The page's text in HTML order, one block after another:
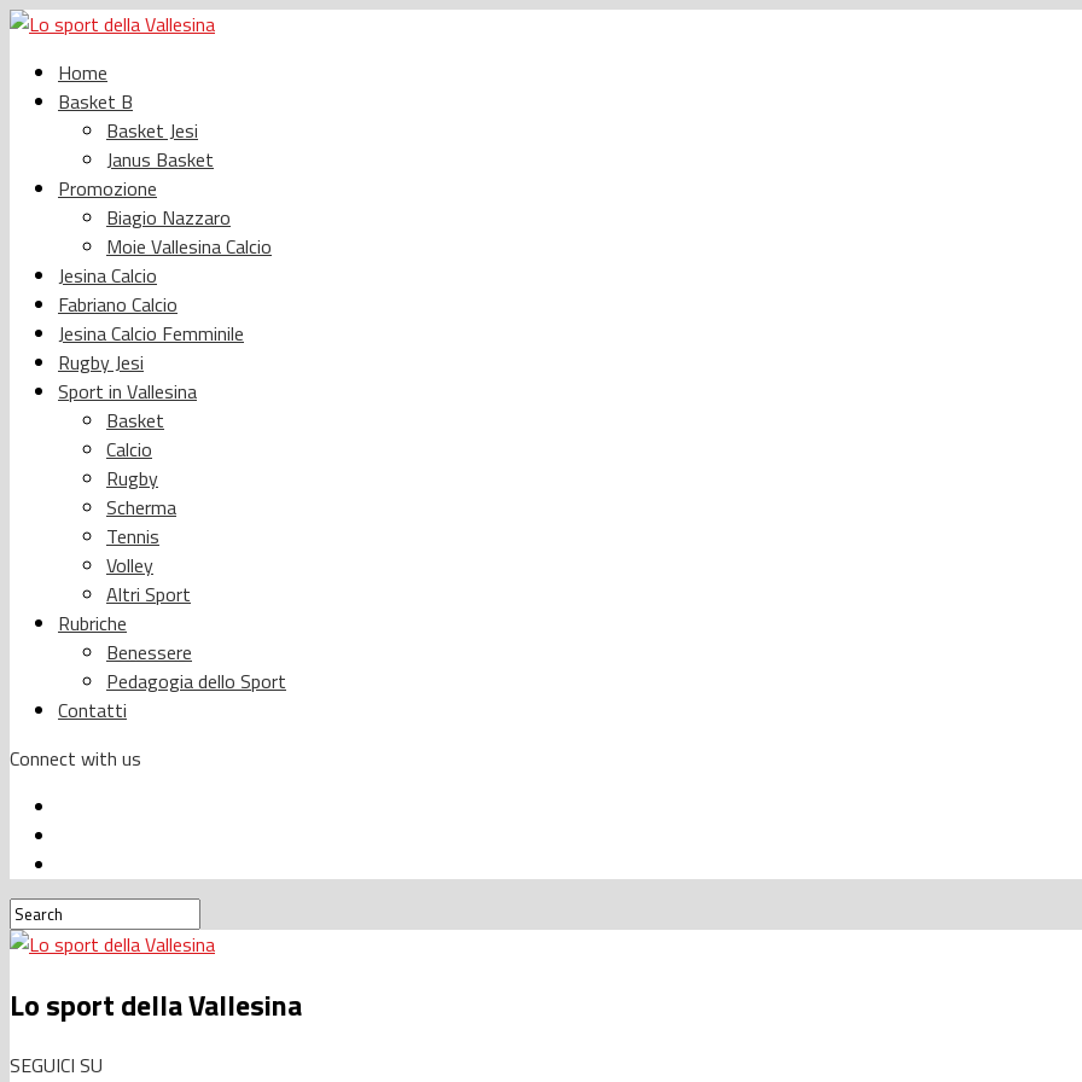
Home
Basket B
Basket Jesi
Janus Basket
Promozione
Biagio Nazzaro
Moie Vallesina Calcio
Jesina Calcio
Fabriano Calcio
Jesina Calcio Femminile
Rugby Jesi
Sport in Vallesina
Basket
Calcio
Rugby
Scherma
Tennis
Volley
Altri Sport
Rubriche
Benessere
Pedagogia dello Sport
Contatti
Connect with us
Lo sport della Vallesina
SEGUICI SU